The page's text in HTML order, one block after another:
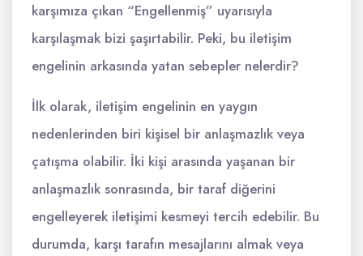
karşımıza çıkan “Engellenmiş” uyarısıyla
karşılaşmak bizi şaşırtabilir. Peki, bu iletişim
engelinin arkasında yatan sebepler nelerdir?
İlk olarak, iletişim engelinin en yaygın
nedenlerinden biri kişisel bir anlaşmazlık veya
çatışma olabilir. İki kişi arasında yaşanan bir
anlaşmazlık sonrasında, bir taraf diğerini
engelleyerek iletişimi kesmeyi tercih edebilir. Bu
durumda, karşı tarafın mesajlarını almak veya